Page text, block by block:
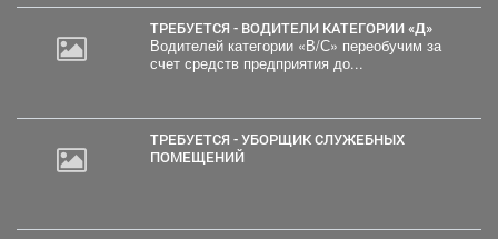
ТРЕБУЕТСЯ - ВОДИТЕЛИ КАТЕГОРИИ «Д»
Водителей категории «В/С» переобучим за
счет средств предприятия до...
ТРЕБУЕТСЯ - УБОРЩИК СЛУЖЕБНЫХ
ПОМЕЩЕНИЙ